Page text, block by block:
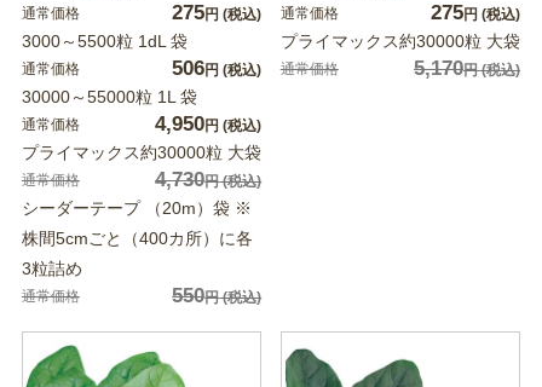
通常価格 275円 (税込)
3000～5500粒 1dL 袋
通常価格 506円 (税込)
30000～55000粒 1L 袋
通常価格 4,950円 (税込)
プライマックス約30000粒 大袋
通常価格 4,730円(税込)
シーダーテープ （20m）袋 ※
株間5cmごと（400カ所）に各
3粒詰め
通常価格 550円(税込)
通常価格 275円 (税込)
プライマックス約30000粒 大袋
通常価格 5,170円(税込)